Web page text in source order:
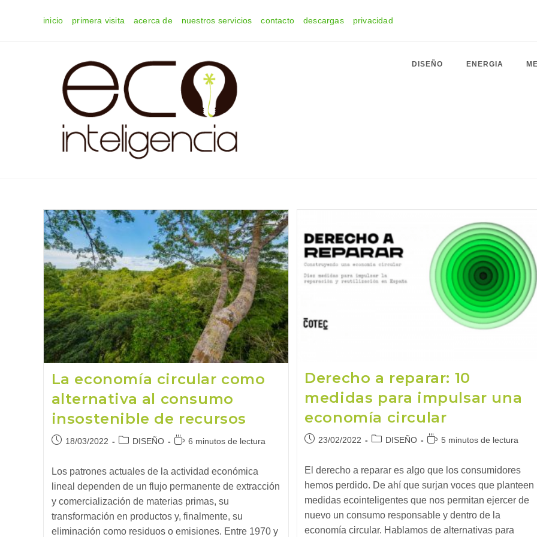
inicio primera visita acerca de nuestros servicios contacto descargas privacidad
DISEÑO ENERGIA
La economía circular como
alternativa al consumo
insostenible de recursos
Publicación
entrada:
18/03/2022
Categoría
entrada:
DISEÑO
Tiempo6 minutos de lectura
Los patrones actuales de la actividad económica
lineal dependen de un flujo permanente de extracción
y comercialización de materias primas, su
transformación en productos y, finalmente, su
eliminación como residuos o emisiones. Entre 1970 y
Derecho a reparar: 10
medidas para impulsar una
economía circular
Publicación
la
entrada:
23/02/2022
Categoría
entrada:
DISEÑO
Tiempo
lectura:
5 minutos de lectura
El derecho a reparar es algo que los consumidores
hemos perdido. De ahí que surjan voces que planteen
medidas ecointeligentes que nos permitan ejercer de
nuevo un consumo responsable y dentro de la
economía circular. Hablamos de alternativas para